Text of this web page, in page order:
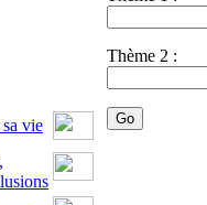
Thème 2 :
vie